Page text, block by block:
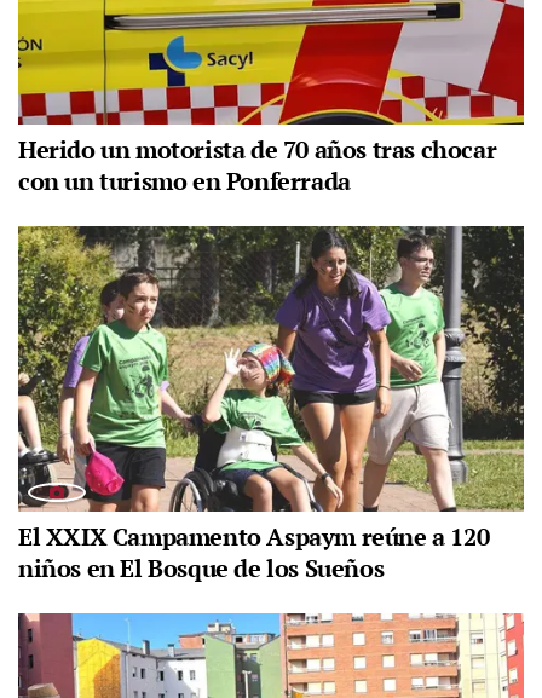
Herido un motorista de 70 años tras chocar
con un turismo en Ponferrada
El XXIX Campamento Aspaym reúne a 120
niños en El Bosque de los Sueños